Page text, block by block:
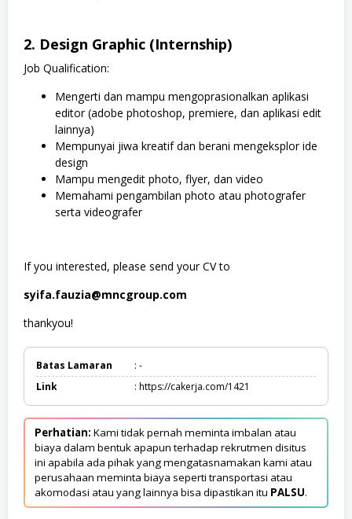
2. Design Graphic (Internship)
Job Qualification:
Mengerti dan mampu mengoprasionalkan aplikasi
editor (adobe photoshop, premiere, dan aplikasi edit
lainnya)
Mempunyai jiwa kreatif dan berani mengeksplor ide
design
Mampu mengedit photo, flyer, dan video
Memahami pengambilan photo atau photografer
serta videografer
If you interested, please send your CV to
syifa.fauzia@mncgroup.com
thankyou!
Batas Lamaran
: -
Link
: https://cakerja.com/1421
Perhatian: Kami tidak pernah meminta imbalan atau
biaya dalam bentuk apapun terhadap rekrutmen disitus
ini apabila ada pihak yang mengatasnamakan kami atau
perusahaan meminta biaya seperti transportasi atau
akomodasi atau yang lainnya bisa dipastikan itu PALSU.